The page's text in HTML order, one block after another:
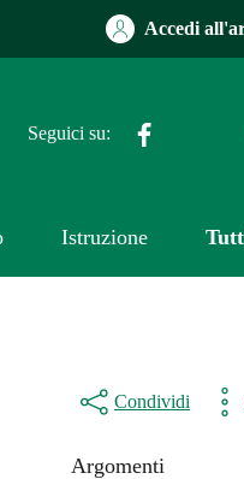
Accedi
Seguici su:
Istruzione
Condividi
Argomenti